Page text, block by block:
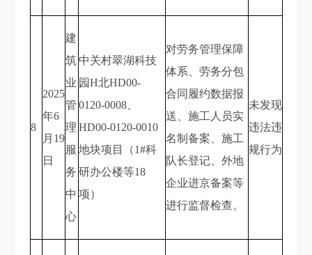
8
2025
年6
月19
日
建
筑
业
管
理
服
务
中
心
中关村翠湖科技
园H北HD00-
0120-0008、
HD00-0120-0010
地块项目（1#科
研办公楼等18
项）
对劳务管理保障
体系、劳务分包
合同履约数据报
送、施工人员实
名制备案、施工
队长登记、外地
企业进京备案等
进行监督检查。
未发现
违法违
规行为